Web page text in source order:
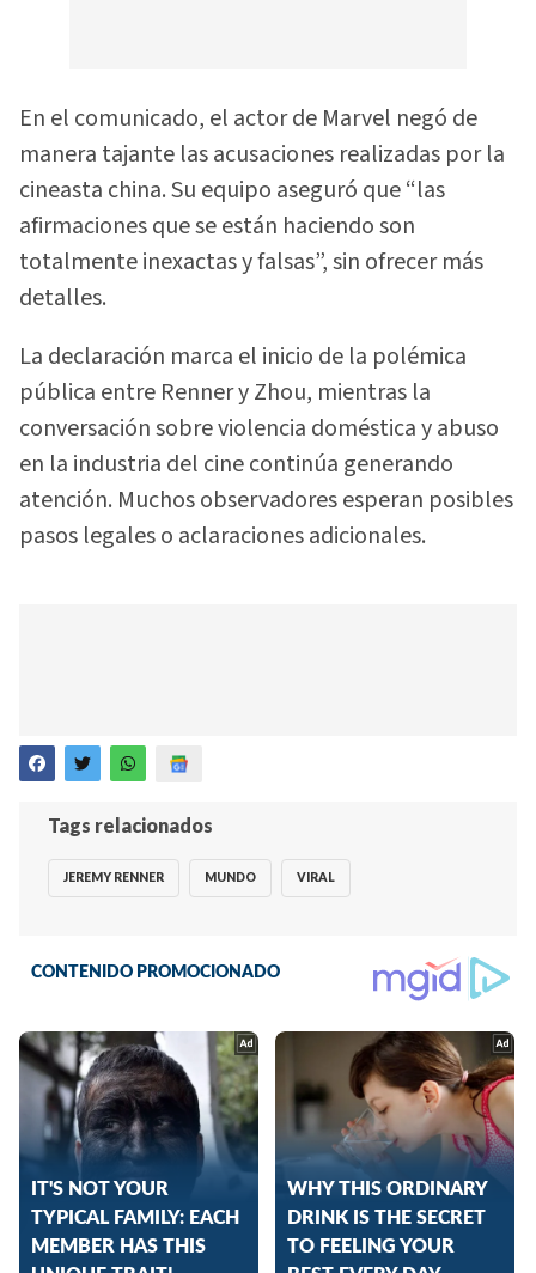
En el comunicado, el actor de Marvel negó de
manera tajante las acusaciones realizadas por la
cineasta china. Su equipo aseguró que “las
afirmaciones que se están haciendo son
totalmente inexactas y falsas”, sin ofrecer más
detalles.
La declaración marca el inicio de la polémica
pública entre Renner y Zhou, mientras la
conversación sobre violencia doméstica y abuso
en la industria del cine continúa generando
atención. Muchos observadores esperan posibles
pasos legales o aclaraciones adicionales.
Tags relacionados
JEREMY RENNER MUNDO VIRAL